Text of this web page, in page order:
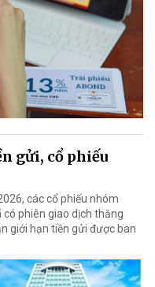
gửi, cổ phiếu
các cổ phiếu nhóm
có phiên giao dịch thăng
giới hạn tiền gửi được ban